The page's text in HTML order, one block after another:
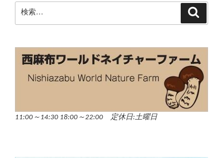
11:00～14:30 18:00～22:00 定休日:土曜日